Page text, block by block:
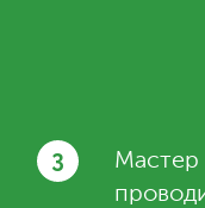
3
Мастер